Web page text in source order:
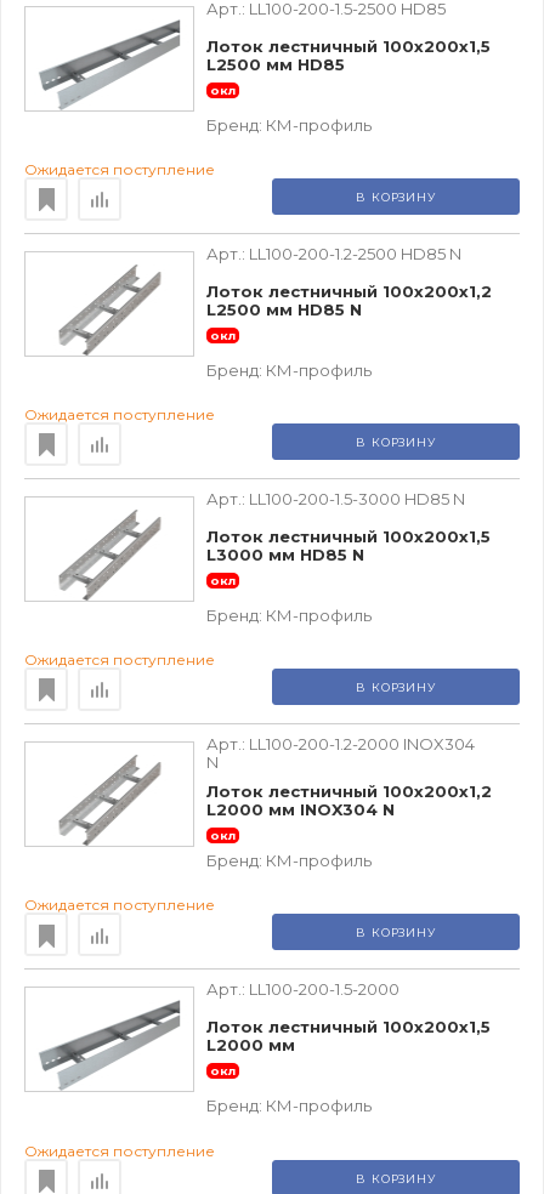
Арт.: LL100-200-1.5-2500 HD85
Лоток лестничный 100х200х1,5
L2500 мм HD85
окл
Бренд: КМ-профиль
Ожидается поступление
В КОРЗИНУ
Арт.: LL100-200-1.2-2500 HD85 N
Лоток лестничный 100х200х1,2
L2500 мм HD85 N
окл
Бренд: КМ-профиль
Ожидается поступление
В КОРЗИНУ
Арт.: LL100-200-1.5-3000 HD85 N
Лоток лестничный 100х200х1,5
L3000 мм HD85 N
окл
Бренд: КМ-профиль
Ожидается поступление
В КОРЗИНУ
Арт.: LL100-200-1.2-2000 INOX304
N
Лоток лестничный 100х200х1,2
L2000 мм INOX304 N
окл
Бренд: КМ-профиль
Ожидается поступление
В КОРЗИНУ
Арт.: LL100-200-1.5-2000
Лоток лестничный 100х200х1,5
L2000 мм
окл
Бренд: КМ-профиль
Ожидается поступление
В КОРЗИНУ